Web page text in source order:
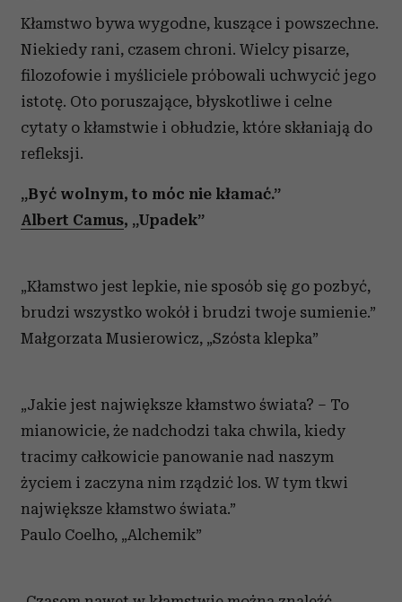
Kłamstwo bywa wygodne, kuszące i powszechne.
Niekiedy rani, czasem chroni. Wielcy pisarze,
filozofowie i myśliciele próbowali uchwycić jego
istotę. Oto poruszające, błyskotliwe i celne
cytaty o kłamstwie i obłudzie, które skłaniają do
refleksji.
„Być wolnym, to móc nie kłamać.”
Albert Camus, „Upadek”
„Kłamstwo jest lepkie, nie sposób się go pozbyć,
brudzi wszystko wokół i brudzi twoje sumienie.”
Małgorzata Musierowicz, „Szósta klepka”
„Jakie jest największe kłamstwo świata? – To
mianowicie, że nadchodzi taka chwila, kiedy
tracimy całkowicie panowanie nad naszym
życiem i zaczyna nim rządzić los. W tym tkwi
największe kłamstwo świata.”
Paulo Coelho, „Alchemik”